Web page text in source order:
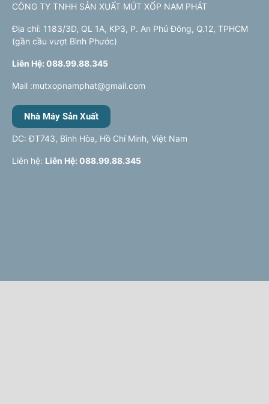
CÔNG TY TNHH SẢN XUẤT MÚT XỐP NAM PHÁT
Địa chỉ: 1183/3D, QL 1A, KP3, P. An Phú Đông, Q.12, TPHCM
(gần cầu vượt Bình Phước)
Liên Hệ: 088.99.88.345
Mail :mutxopnamphat@gmail.com
Nhà Máy Sản Xuất
DC: ĐT743, Bình Hòa, Hồ Chí Minh, Việt Nam
Liên hệ: Liên Hệ: 088.99.88.345